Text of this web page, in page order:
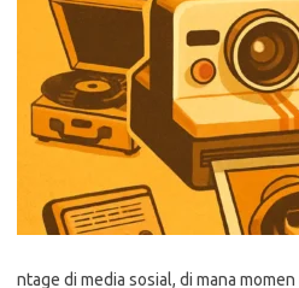
ntage di media sosial, di mana